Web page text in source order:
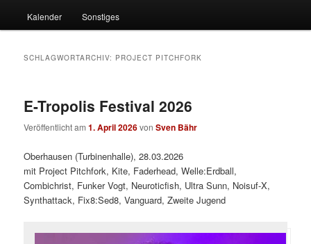
Kalender Sonstiges
SCHLAGWORTARCHIV: PROJECT PITCHFORK
E-Tropolis Festival 2026
Veröffentlicht am1. April 2026vonSven Bähr
Oberhausen (Turbinenhalle), 28.03.2026
mit Project Pitchfork, Kite, Faderhead, Welle:Erdball,
Combichrist, Funker Vogt, Neuroticfish, Ultra Sunn, Noisuf-X,
Synthattack, Fix8:Sed8, Vanguard, Zweite Jugend